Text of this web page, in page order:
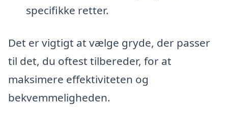
specifikke retter.
Det er vigtigt at vælge gryde, der passer
til det, du oftest tilbereder, for at
maksimere effektiviteten og
bekvemmeligheden.